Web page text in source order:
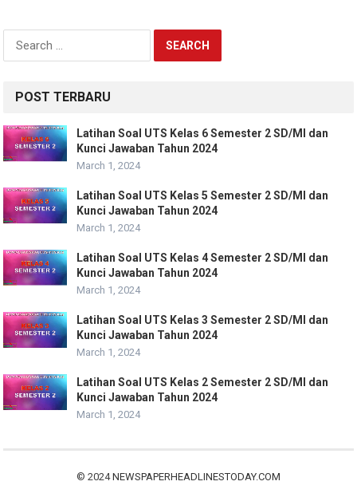
for:
POST TERBARU
Latihan Soal UTS Kelas 6 Semester 2 SD/MI dan
Kunci Jawaban Tahun 2024
March 1, 2024
Latihan Soal UTS Kelas 5 Semester 2 SD/MI dan
Kunci Jawaban Tahun 2024
March 1, 2024
Latihan Soal UTS Kelas 4 Semester 2 SD/MI dan
Kunci Jawaban Tahun 2024
March 1, 2024
Latihan Soal UTS Kelas 3 Semester 2 SD/MI dan
Kunci Jawaban Tahun 2024
March 1, 2024
Latihan Soal UTS Kelas 2 Semester 2 SD/MI dan
Kunci Jawaban Tahun 2024
March 1, 2024
© 2024NEWSPAPERHEADLINESTODAY.COM